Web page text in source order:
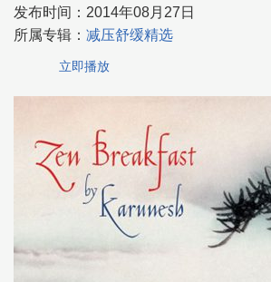
发布时间： 2014年08月27日
所属专辑： 减压舒缓精选
立即播放